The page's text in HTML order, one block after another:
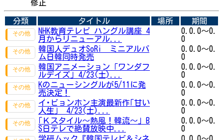
修正
分類 タイトル 場所
期間
NHK教育テレビ ハングル講座 4
月からリニューアル...
0.0.0～0.
0
韓国人デュオSoRi ミニアルバ
ム日韓同時発売
0.0.0～0.
0
韓国アニメーション「ワンダフ
ルデイズ」4/23(土)...
0.0.0～0.
0
Kのニューシングルが5/11に発
売決定！
0.0.0～0.
0
イ･ビョンホン主演最新作｢甘い
人生｣ 4/23(土)...
0.0.0～0.
0
｢Ｋスタイル～熱風！韓流～｣ B
S日テレで絶賛放映中...
0.0.0～0.
0